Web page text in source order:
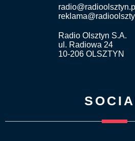
radio@radioolsztyn.pl
Radio Olsztyn S.A.
ul. Radiowa 24
10-206 OLSZTYN